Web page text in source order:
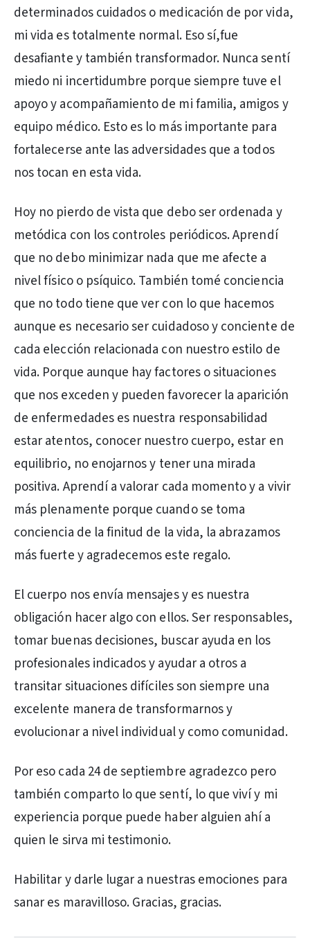
determinados cuidados o medicación de por vida,
mi vida es totalmente normal. Eso sí,fue
desafiante y también transformador. Nunca sentí
miedo ni incertidumbre porque siempre tuve el
apoyo y acompañamiento de mi familia, amigos y
equipo médico. Esto es lo más importante para
fortalecerse ante las adversidades que a todos
nos tocan en esta vida.
Hoy no pierdo de vista que debo ser ordenada y
metódica con los controles periódicos. Aprendí
que no debo minimizar nada que me afecte a
nivel físico o psíquico. También tomé conciencia
que no todo tiene que ver con lo que hacemos
aunque es necesario ser cuidadoso y conciente de
cada elección relacionada con nuestro estilo de
vida. Porque aunque hay factores o situaciones
que nos exceden y pueden favorecer la aparición
de enfermedades es nuestra responsabilidad
estar atentos, conocer nuestro cuerpo, estar en
equilibrio, no enojarnos y tener una mirada
positiva. Aprendí a valorar cada momento y a vivir
más plenamente porque cuando se toma
conciencia de la finitud de la vida, la abrazamos
más fuerte y agradecemos este regalo.
El cuerpo nos envía mensajes y es nuestra
obligación hacer algo con ellos. Ser responsables,
tomar buenas decisiones, buscar ayuda en los
profesionales indicados y ayudar a otros a
transitar situaciones difíciles son siempre una
excelente manera de transformarnos y
evolucionar a nivel individual y como comunidad.
Por eso cada 24 de septiembre agradezco pero
también comparto lo que sentí, lo que viví y mi
experiencia porque puede haber alguien ahí a
quien le sirva mi testimonio.
Habilitar y darle lugar a nuestras emociones para
sanar es maravilloso. Gracias, gracias.